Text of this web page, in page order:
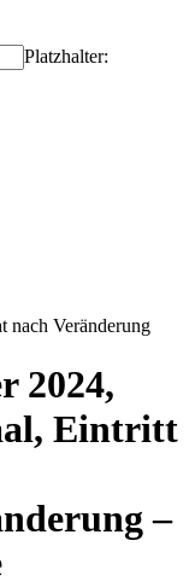
Platzhalter:
nach Veränderung
2024,
Eintritt
–